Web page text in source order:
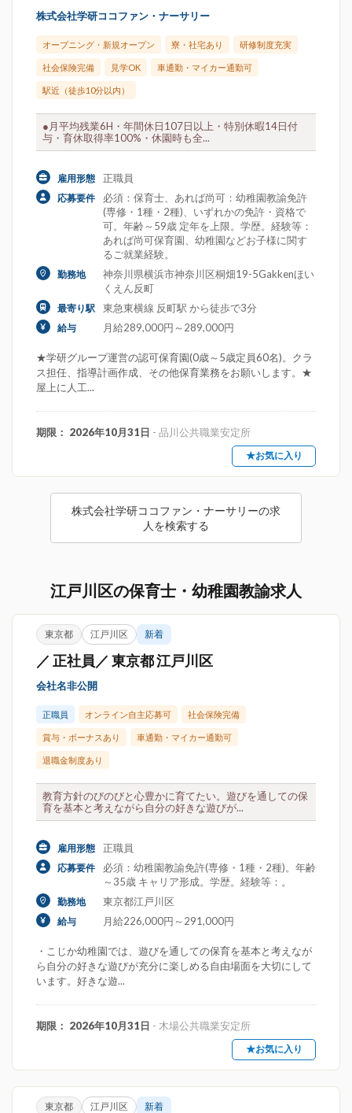
株式会社学研ココファン・ナーサリー
オープニング・新規オープン 寮・社宅あり 研修制度充実
社会保険完備 見学OK 車通勤・マイカー通勤可
駅近（徒歩10分以内）
●月平均残業6H・年間休日107日以上・特別休暇14日付
与・育休取得率100%・休園時も全...
雇用形態 正職員
応募要件
必須：保育士、あれば尚可：幼稚園教諭免許
(専修・1種・2種)、いずれかの免許・資格で
可。年齢～59歳 定年を上限。学歴。経験等：
あれば尚可保育園、幼稚園などお子様に関す
るご就業経験。
勤務地
神奈川県横浜市神奈川区桐畑19-5Gakkenほい
くえん反町
最寄り駅 東急東横線 反町駅 から徒歩で3分
給与 月給289,000円～289,000円
★学研グループ運営の認可保育園(0歳～5歳定員60名)。クラ
ス担任、指導計画作成、その他保育業務をお願いします。★
屋上に人工...
期限： 2026年10月31日 - 品川公共職業安定所
★お気に入り
株式会社学研ココファン・ナーサリーの求
人を検索する
江戸川区の保育士・幼稚園教諭求人
東京都 江戸川区 新着
／ 正社員／ 東京都 江戸川区
会社名非公開
正職員 オンライン自主応募可 社会保険完備
賞与・ボーナスあり 車通勤・マイカー通勤可
退職金制度あり
教育方針のびのびと心豊かに育てたい。遊びを通しての保
育を基本と考えながら自分の好きな遊びが...
雇用形態 正職員
応募要件
必須：幼稚園教諭免許(専修・1種・2種)。年齢
～35歳 キャリア形成。学歴。経験等：。
勤務地 東京都江戸川区
給与 月給226,000円～291,000円
・こじか幼稚園では、遊びを通しての保育を基本と考えなが
ら自分の好きな遊びが充分に楽しめる自由場面を大切にして
います。好きな遊...
期限： 2026年10月31日 - 木場公共職業安定所
★お気に入り
東京都 江戸川区 新着